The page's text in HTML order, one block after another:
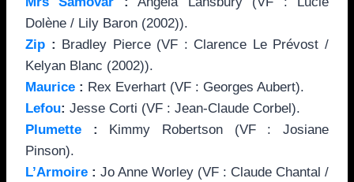
Dolène / Lily Baron (2002)).
Zip : Bradley Pierce (VF : Clarence Le Prévost /
Kelyan Blanc (2002)).
Maurice : Rex Everhart (VF : Georges Aubert).
Lefou: Jesse Corti (VF : Jean-Claude Corbel).
Plumette : Kimmy Robertson (VF : Josiane
Pinson).
L’Armoire : Jo Anne Worley (VF : Claude Chantal /